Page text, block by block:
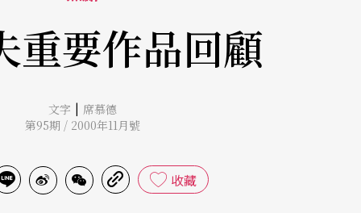
重要作品回顧
文字 | 席慕德
第95期 / 2000年11月號
收藏